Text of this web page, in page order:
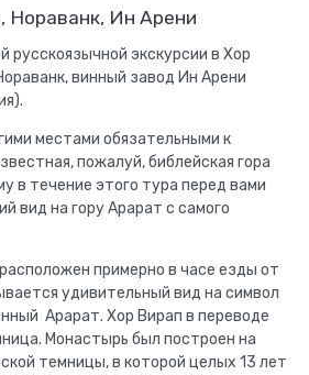
Нораванк, Ин Арени
русскоязычной экскурсии в Хор
винный завод Ин Арени
местами обязательными к
пожалуй, библейская гора
в течение этого тура перед вами
вид на гору Арарат с самого
примерно в часе езды от
удивительный вид на символ
Арарат. Хор Вирап в переводе
Монастырь был построен на
темницы, в которой целых 13 лет